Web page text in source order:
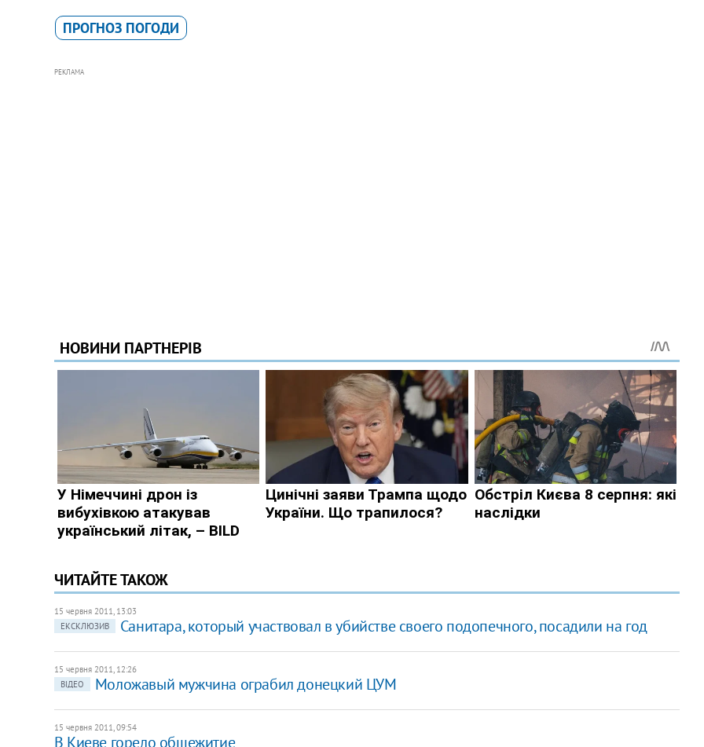
ПРОГНОЗ ПОГОДИ
РЕКЛАМА
ЧИТАЙТЕ ТАКОЖ
15 червня 2011, 13:03
ЕКСКЛЮЗИВ
Санитара, который участвовал в убийстве своего подопечного, посадили на год
15 червня 2011, 12:26
ВІДЕО
Моложавый мужчина ограбил донецкий ЦУМ
15 червня 2011, 09:54
В Киеве горело общежитие